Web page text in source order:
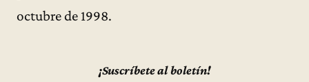
octubre de 1998.
¡Suscríbete al boletín!